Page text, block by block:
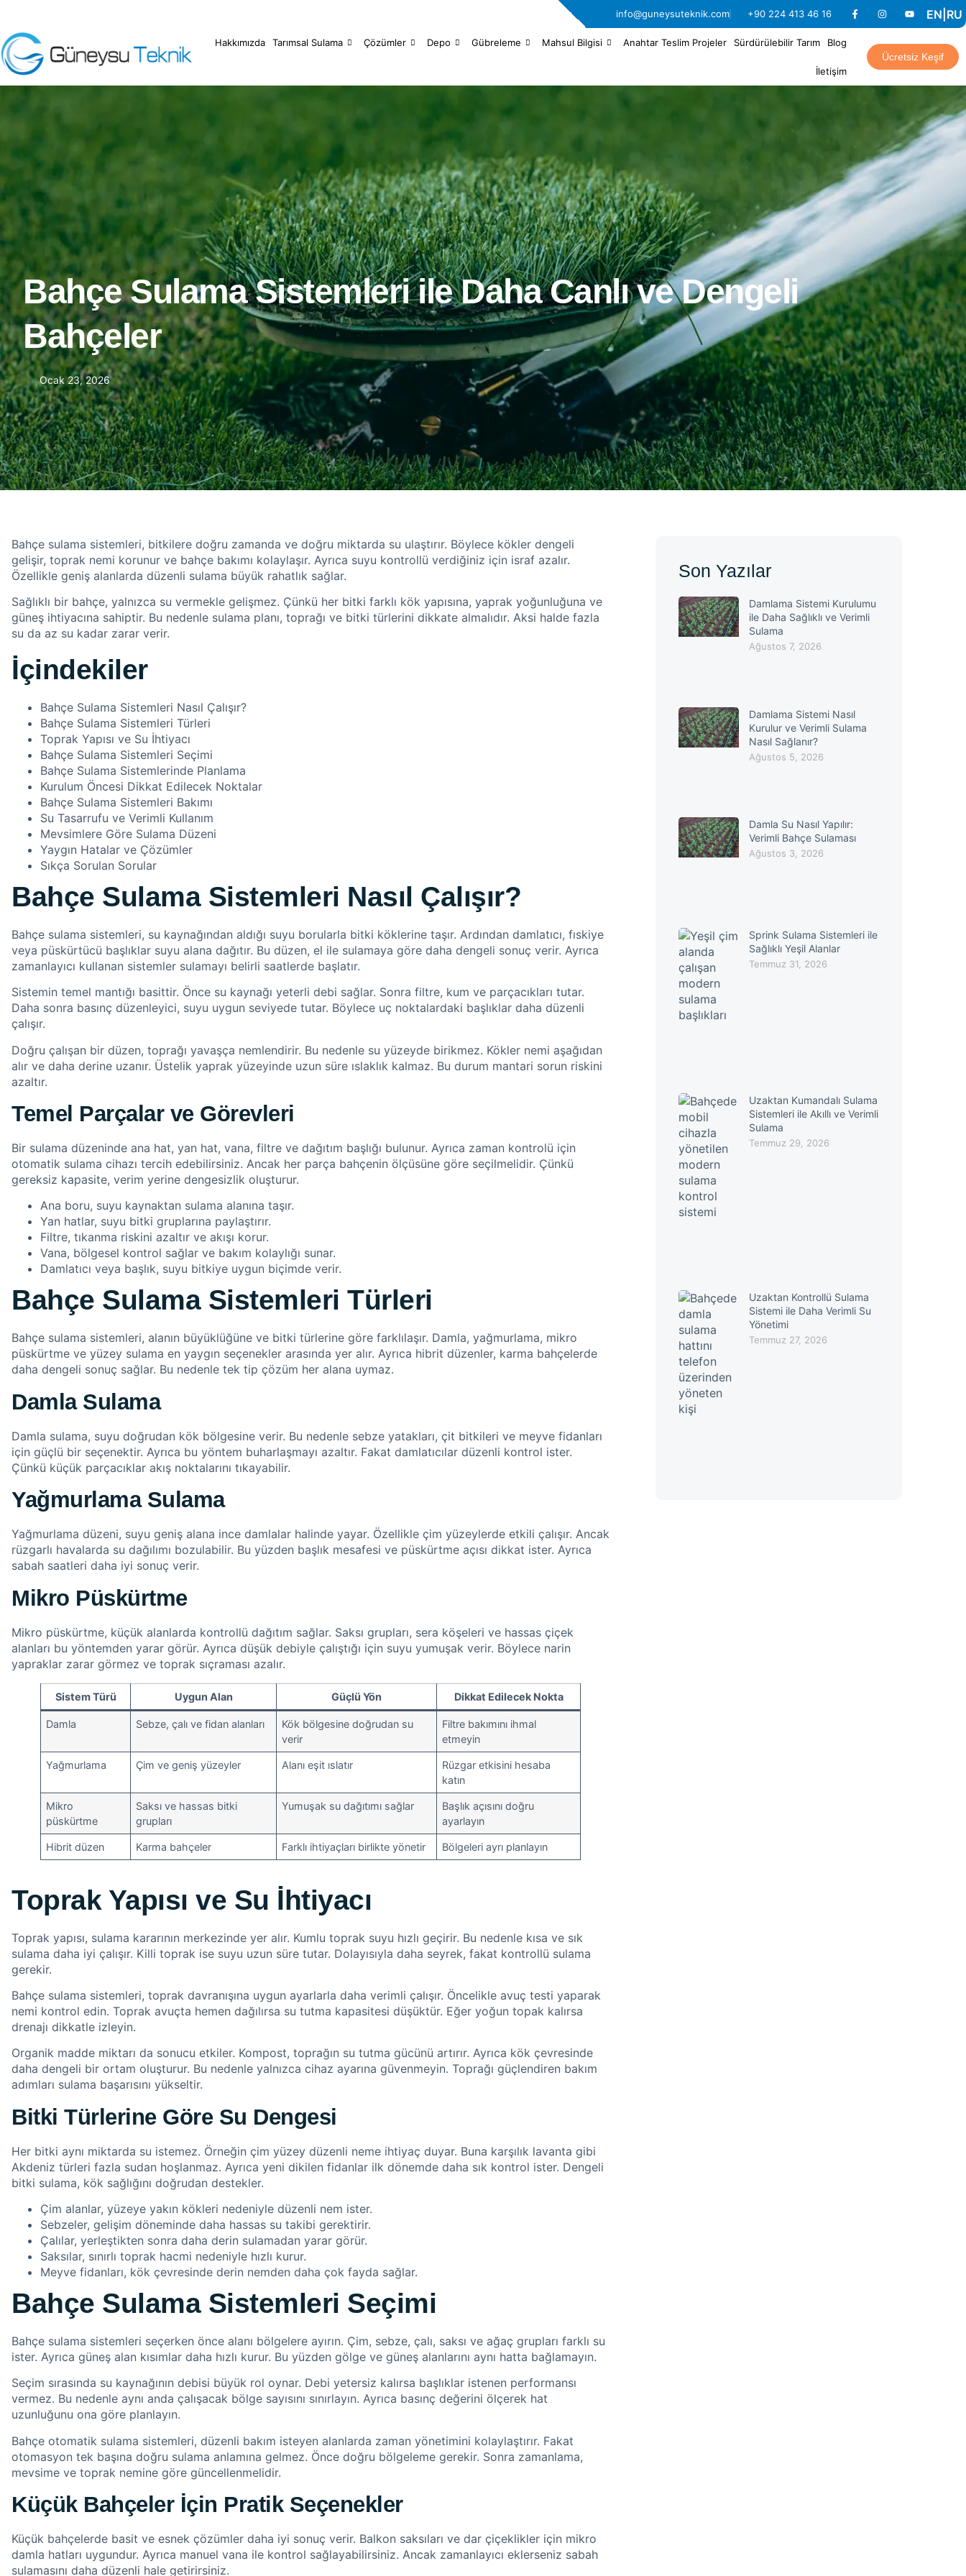
info@guneysuteknik.com +90 224 413 46 16 EN RU
Hakkımızda Tarımsal Sulama Çözümler Depo Gübreleme Mahsul Bilgisi Anahtar Teslim Projeler Sürdürülebilir Tarım Blog
İletişim
Ücretsiz Keşif
Bahçe Sulama Sistemleri ile Daha Canlı ve Dengeli
Bahçeler
Ocak 23, 2026
Bahçe sulama sistemleri, bitkilere doğru zamanda ve doğru miktarda su ulaştırır. Böylece kökler dengeli
gelişir, toprak nemi korunur ve bahçe bakımı kolaylaşır. Ayrıca suyu kontrollü verdiğiniz için israf azalır.
Özellikle geniş alanlarda düzenli sulama büyük rahatlık sağlar.
Sağlıklı bir bahçe, yalnızca su vermekle gelişmez. Çünkü her bitki farklı kök yapısına, yaprak yoğunluğuna ve
güneş ihtiyacına sahiptir. Bu nedenle sulama planı, toprağı ve bitki türlerini dikkate almalıdır. Aksi halde fazla
su da az su kadar zarar verir.
İçindekiler
Bahçe Sulama Sistemleri Nasıl Çalışır?
Bahçe Sulama Sistemleri Türleri
Toprak Yapısı ve Su İhtiyacı
Bahçe Sulama Sistemleri Seçimi
Bahçe Sulama Sistemlerinde Planlama
Kurulum Öncesi Dikkat Edilecek Noktalar
Bahçe Sulama Sistemleri Bakımı
Su Tasarrufu ve Verimli Kullanım
Mevsimlere Göre Sulama Düzeni
Yaygın Hatalar ve Çözümler
Sıkça Sorulan Sorular
Bahçe Sulama Sistemleri Nasıl Çalışır?
Bahçe sulama sistemleri, su kaynağından aldığı suyu borularla bitki köklerine taşır. Ardından damlatıcı, fıskiye
veya püskürtücü başlıklar suyu alana dağıtır. Bu düzen, el ile sulamaya göre daha dengeli sonuç verir. Ayrıca
zamanlayıcı kullanan sistemler sulamayı belirli saatlerde başlatır.
Sistemin temel mantığı basittir. Önce su kaynağı yeterli debi sağlar. Sonra filtre, kum ve parçacıkları tutar.
Daha sonra basınç düzenleyici, suyu uygun seviyede tutar. Böylece uç noktalardaki başlıklar daha düzenli
çalışır.
Doğru çalışan bir düzen, toprağı yavaşça nemlendirir. Bu nedenle su yüzeyde birikmez. Kökler nemi aşağıdan
alır ve daha derine uzanır. Üstelik yaprak yüzeyinde uzun süre ıslaklık kalmaz. Bu durum mantari sorun riskini
azaltır.
Temel Parçalar ve Görevleri
Bir sulama düzeninde ana hat, yan hat, vana, filtre ve dağıtım başlığı bulunur. Ayrıca zaman kontrolü için
otomatik sulama cihazı tercih edebilirsiniz. Ancak her parça bahçenin ölçüsüne göre seçilmelidir. Çünkü
gereksiz kapasite, verim yerine dengesizlik oluşturur.
Ana boru, suyu kaynaktan sulama alanına taşır.
Yan hatlar, suyu bitki gruplarına paylaştırır.
Filtre, tıkanma riskini azaltır ve akışı korur.
Vana, bölgesel kontrol sağlar ve bakım kolaylığı sunar.
Damlatıcı veya başlık, suyu bitkiye uygun biçimde verir.
Bahçe Sulama Sistemleri Türleri
Bahçe sulama sistemleri, alanın büyüklüğüne ve bitki türlerine göre farklılaşır. Damla, yağmurlama, mikro
püskürtme ve yüzey sulama en yaygın seçenekler arasında yer alır. Ayrıca hibrit düzenler, karma bahçelerde
daha dengeli sonuç sağlar. Bu nedenle tek tip çözüm her alana uymaz.
Damla Sulama
Damla sulama, suyu doğrudan kök bölgesine verir. Bu nedenle sebze yatakları, çit bitkileri ve meyve fidanları
için güçlü bir seçenektir. Ayrıca bu yöntem buharlaşmayı azaltır. Fakat damlatıcılar düzenli kontrol ister.
Çünkü küçük parçacıklar akış noktalarını tıkayabilir.
Yağmurlama Sulama
Yağmurlama düzeni, suyu geniş alana ince damlalar halinde yayar. Özellikle çim yüzeylerde etkili çalışır. Ancak
rüzgarlı havalarda su dağılımı bozulabilir. Bu yüzden başlık mesafesi ve püskürtme açısı dikkat ister. Ayrıca
sabah saatleri daha iyi sonuç verir.
Mikro Püskürtme
Mikro püskürtme, küçük alanlarda kontrollü dağıtım sağlar. Saksı grupları, sera köşeleri ve hassas çiçek
alanları bu yöntemden yarar görür. Ayrıca düşük debiyle çalıştığı için suyu yumuşak verir. Böylece narin
yapraklar zarar görmez ve toprak sıçraması azalır.
Sistem Türü Uygun Alan Güçlü Yön Dikkat Edilecek Nokta
Damla Sebze, çalı ve fidan alanları
Kök bölgesine doğrudan su
verir
Filtre bakımını ihmal
etmeyin
Yağmurlama Çim ve geniş yüzeyler Alanı eşit ıslatır
Rüzgar etkisini hesaba
katın
Mikro
püskürtme
Saksı ve hassas bitki
grupları
Yumuşak su dağıtımı sağlar
Başlık açısını doğru
ayarlayın
Hibrit düzen Karma bahçeler Farklı ihtiyaçları birlikte yönetir Bölgeleri ayrı planlayın
Toprak Yapısı ve Su İhtiyacı
Toprak yapısı, sulama kararının merkezinde yer alır. Kumlu toprak suyu hızlı geçirir. Bu nedenle kısa ve sık
sulama daha iyi çalışır. Killi toprak ise suyu uzun süre tutar. Dolayısıyla daha seyrek, fakat kontrollü sulama
gerekir.
Bahçe sulama sistemleri, toprak davranışına uygun ayarlarla daha verimli çalışır. Öncelikle avuç testi yaparak
nemi kontrol edin. Toprak avuçta hemen dağılırsa su tutma kapasitesi düşüktür. Eğer yoğun topak kalırsa
drenajı dikkatle izleyin.
Organik madde miktarı da sonucu etkiler. Kompost, toprağın su tutma gücünü artırır. Ayrıca kök çevresinde
daha dengeli bir ortam oluşturur. Bu nedenle yalnızca cihaz ayarına güvenmeyin. Toprağı güçlendiren bakım
adımları sulama başarısını yükseltir.
Bitki Türlerine Göre Su Dengesi
Her bitki aynı miktarda su istemez. Örneğin çim yüzey düzenli neme ihtiyaç duyar. Buna karşılık lavanta gibi
Akdeniz türleri fazla sudan hoşlanmaz. Ayrıca yeni dikilen fidanlar ilk dönemde daha sık kontrol ister. Dengeli
bitki sulama, kök sağlığını doğrudan destekler.
Çim alanlar, yüzeye yakın kökleri nedeniyle düzenli nem ister.
Sebzeler, gelişim döneminde daha hassas su takibi gerektirir.
Çalılar, yerleştikten sonra daha derin sulamadan yarar görür.
Saksılar, sınırlı toprak hacmi nedeniyle hızlı kurur.
Meyve fidanları, kök çevresinde derin nemden daha çok fayda sağlar.
Bahçe Sulama Sistemleri Seçimi
Bahçe sulama sistemleri seçerken önce alanı bölgelere ayırın. Çim, sebze, çalı, saksı ve ağaç grupları farklı su
ister. Ayrıca güneş alan kısımlar daha hızlı kurur. Bu yüzden gölge ve güneş alanlarını aynı hatta bağlamayın.
Seçim sırasında su kaynağının debisi büyük rol oynar. Debi yetersiz kalırsa başlıklar istenen performansı
vermez. Bu nedenle aynı anda çalışacak bölge sayısını sınırlayın. Ayrıca basınç değerini ölçerek hat
uzunluğunu ona göre planlayın.
Bahçe otomatik sulama sistemleri, düzenli bakım isteyen alanlarda zaman yönetimini kolaylaştırır. Fakat
otomasyon tek başına doğru sulama anlamına gelmez. Önce doğru bölgeleme gerekir. Sonra zamanlama,
mevsime ve toprak nemine göre güncellenmelidir.
Küçük Bahçeler İçin Pratik Seçenekler
Küçük bahçelerde basit ve esnek çözümler daha iyi sonuç verir. Balkon saksıları ve dar çiçeklikler için mikro
damla hatları uygundur. Ayrıca manuel vana ile kontrol sağlayabilirsiniz. Ancak zamanlayıcı eklerseniz sabah
sulamasını daha düzenli hale getirirsiniz.
Son Yazılar
Damlama Sistemi Kurulumu
ile Daha Sağlıklı ve Verimli
Sulama
Ağustos 7, 2026
Damlama Sistemi Nasıl
Kurulur ve Verimli Sulama
Nasıl Sağlanır?
Ağustos 5, 2026
Damla Su Nasıl Yapılır:
Verimli Bahçe Sulaması
Ağustos 3, 2026
Sprink Sulama Sistemleri ile
Sağlıklı Yeşil Alanlar
Temmuz 31, 2026
Uzaktan Kumandalı Sulama
Sistemleri ile Akıllı ve Verimli
Sulama
Temmuz 29, 2026
Uzaktan Kontrollü Sulama
Sistemi ile Daha Verimli Su
Yönetimi
Temmuz 27, 2026